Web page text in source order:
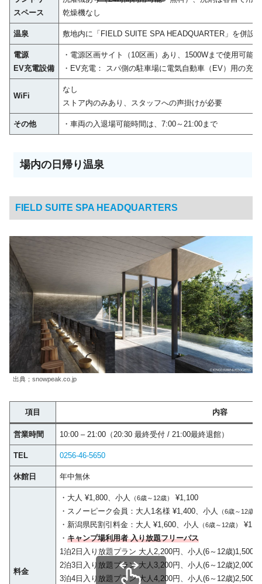
スペース
乾燥機なし
温泉 敷地内に「FIELD SUITE SPA HEADQUARTER」を併設
電源
EV充電設備
・電源区画サイト（10区画）あり、1500Wまで使用可能
・EV充電： スパ側の駐車場に電気自動車（EV）用の充
WiFi
なし
ストア内のみあり、スタッフへの声掛けが必要
その他 ・車両の入退場可能時間は、7:00～21:00まで
場内の日帰り温泉
FIELD SUITE SPA HEADQUARTERS
出典；snowpeak.co.jp
項目 内容
営業時間 10:00 – 21:00（20:30 最終受付 / 21:00最終退館）
TEL 0256-46-5650
休館日 年中無休
料金
・大人 ¥1,800、小人 （6歳～12歳）
¥1,100
・スノーピーク会員：大人1名様 ¥1,400、小人
（6歳～12歳）
・新潟県民割引料金：大人 ¥1,600、小人
（6歳～12歳）
・キャンプ場利用者 入り放題フリーパス
1泊2日入り放題プラン 大人2,200円、小人(6～12歳)1,500
2泊3日入り放題プラン 大人3,200円、小人(6～12歳)2,000
3泊4日入り放題プラン 大人4,200円、小人(6～12歳)2,500